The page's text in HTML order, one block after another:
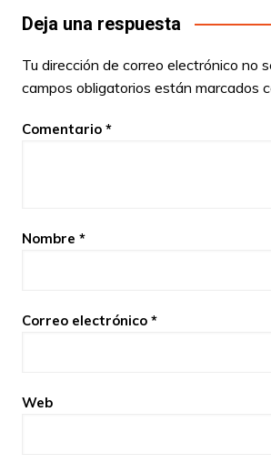
Deja una respuesta
Tu dirección de correo electrónico no
campos obligatorios están marcados
Comentario *
Nombre *
Correo electrónico *
Web